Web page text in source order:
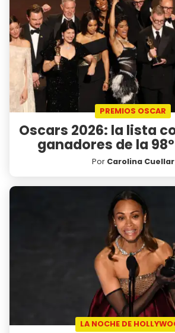
PREMIOS OSCAR
Oscars 2026: la lista
ganadores de la
Por Carolina Cuellar
LA NOCHE DE